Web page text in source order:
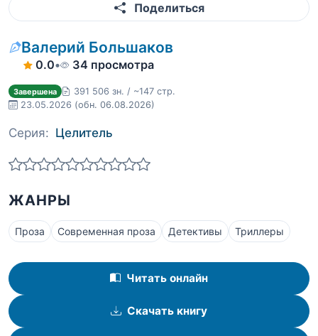
Поделиться
Валерий Большаков
0.0• 34 просмотра
Завершена
391 506 зн. / ~147 стр.
23.05.2026 (обн. 06.08.2026)
Серия: Целитель
ЖАНРЫ
Проза Современная проза Детективы Триллеры
Читать онлайн
Скачать книгу